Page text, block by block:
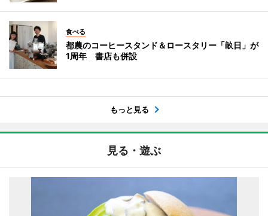
食べる
都農のコーヒースタンド＆ロースタリー「畝日」が
1周年 書店も併設
もっと見る
見る・遊ぶ